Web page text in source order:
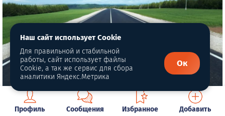
Частые аварии в Свердловской
Профиль Сообщения Избранное Добавить
Наш сайт использует Cookie
Для правильной и стабильной
работы, сайт использует файлы
Cookie, а так же сервис для сбора
аналитики Яндекс.Метрика
Ок